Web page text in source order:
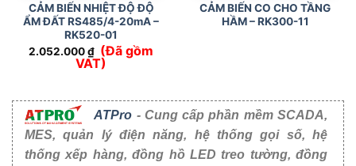
CẢM BIẾN NHIỆT ĐỘ ĐỘ
ẨM ĐẤT RS485/4-20mA –
RK520-01
2.052.000₫ (Đã gồm
VAT)
CẢM BIẾN CO CHO TẦNG
HẦM – RK300-11
ATPro - Cung cấp phần mềm SCADA,
MES, quản lý điện năng, hệ thống gọi số, hệ
thống xếp hàng, đồng hồ LED treo tường, đồng